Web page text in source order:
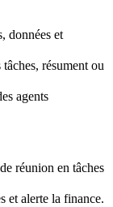
données et
résument ou
agents
réunion en tâches
et alerte la finance.